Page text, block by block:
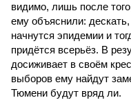
видимо, лишь после
ему объяснили:
начнутся эпидемии и
придётся всерьёз. В
досиживает в своём
выборов ему найдут
Тюмени будут вряд ли.